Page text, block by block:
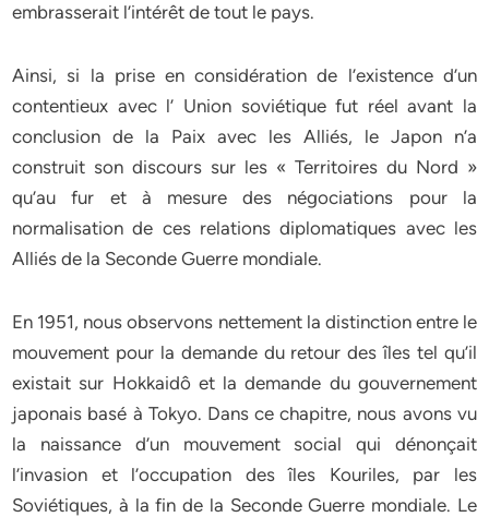
embrasserait l’intérêt de tout le pays.
Ainsi, si la prise en considération de l’existence d’un
contentieux avec l’ Union soviétique fut réel avant la
conclusion de la Paix avec les Alliés, le Japon n’a
construit son discours sur les « Territoires du Nord »
qu’au fur et à mesure des négociations pour la
normalisation de ces relations diplomatiques avec les
Alliés de la Seconde Guerre mondiale.
En 1951, nous observons nettement la distinction entre le
mouvement pour la demande du retour des îles tel qu’il
existait sur Hokkaidô et la demande du gouvernement
japonais basé à Tokyo. Dans ce chapitre, nous avons vu
la naissance d’un mouvement social qui dénonçait
l’invasion et l’occupation des îles Kouriles, par les
Soviétiques, à la fin de la Seconde Guerre mondiale. Le